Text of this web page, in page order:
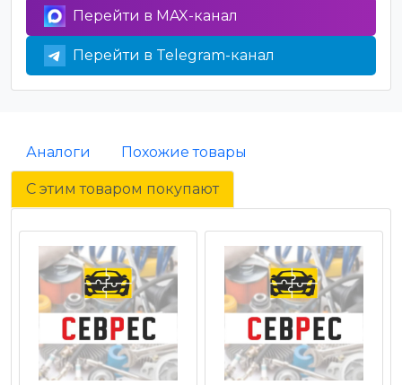
Перейти в MAX-канал
Перейти в Telegram-канал
Аналоги Похожие товары
С этим товаром покупают